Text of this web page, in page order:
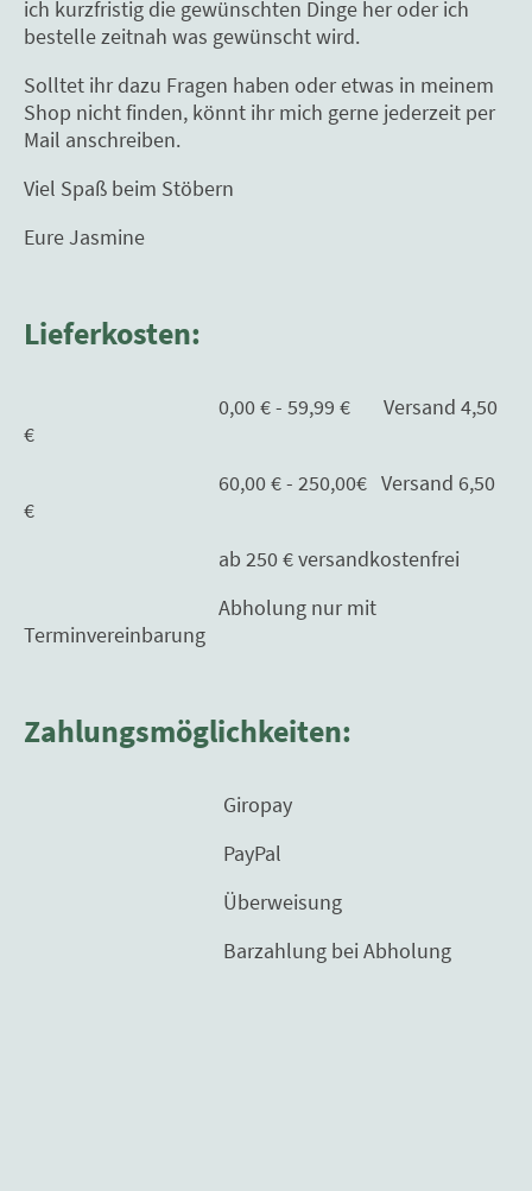
ich kurzfristig die gewünschten Dinge her oder ich
bestelle zeitnah was gewünscht wird.
Solltet ihr dazu Fragen haben oder etwas in meinem
Shop nicht finden, könnt ihr mich gerne jederzeit per
Mail anschreiben.
Viel Spaß beim Stöbern
Eure Jasmine
Lieferkosten:
0,00 € - 59,99 € Versand 4,50
€
60,00 € - 250,00€ Versand 6,50
€
ab 250 € versandkostenfrei
Abholung nur mit
Terminvereinbarung
Zahlungsmöglichkeiten:
Giropay
PayPal
Überweisung
Barzahlung bei Abholung